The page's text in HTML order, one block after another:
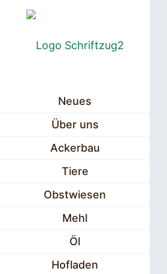
Neues
Über uns
Ackerbau
Tiere
Obstwiesen
Mehl
Öl
Hofladen